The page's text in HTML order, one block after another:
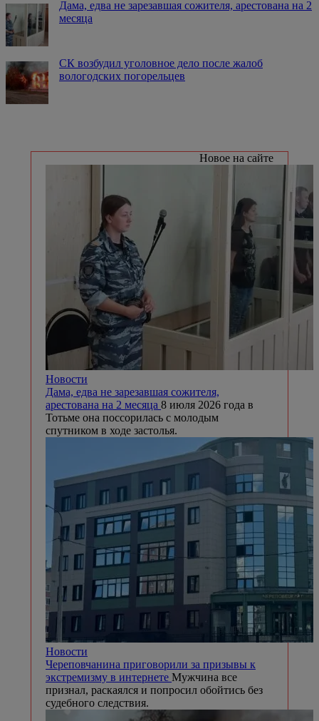
Дама, едва не зарезавшая сожителя, арестована на 2
месяца
СК возбудил уголовное дело после жалоб
вологодских погорельцев
Новое на сайте
Новости
Дама, едва не зарезавшая сожителя,
арестована на 2 месяца 8 июля 2026 года в
Тотьме она поссорилась с молодым
спутником в ходе застолья.
Новости
Череповчанина приговорили за призывы к
экстремизму в интернете Мужчина все
признал, раскаялся и попросил обойтись без
судебного следствия.